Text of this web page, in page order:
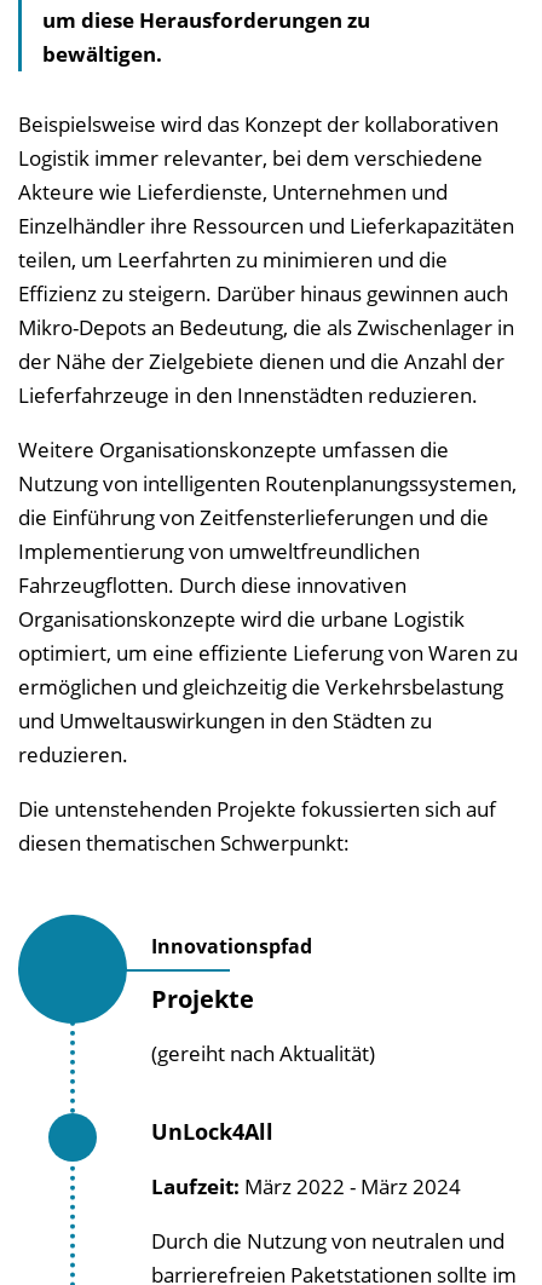
e
i
h
i
s
e
i
l
e
n
um diese Herausforderungen zu
bewältigen.
Beispielsweise wird das Konzept der kollaborativen
Logistik immer relevanter, bei dem verschiedene
Akteure wie Lieferdienste, Unternehmen und
Einzelhändler ihre Ressourcen und Lieferkapazitäten
teilen, um Leerfahrten zu minimieren und die
Effizienz zu steigern. Darüber hinaus gewinnen auch
Mikro-Depots an Bedeutung, die als Zwischenlager in
der Nähe der Zielgebiete dienen und die Anzahl der
Lieferfahrzeuge in den Innenstädten reduzieren.
Weitere Organisationskonzepte umfassen die
Nutzung von intelligenten Routenplanungssystemen,
die Einführung von Zeitfensterlieferungen und die
Implementierung von umweltfreundlichen
Fahrzeugflotten. Durch diese innovativen
Organisationskonzepte wird die urbane Logistik
optimiert, um eine effiziente Lieferung von Waren zu
ermöglichen und gleichzeitig die Verkehrsbelastung
und Umweltauswirkungen in den Städten zu
reduzieren.
Die untenstehenden Projekte fokussierten sich auf
diesen thematischen Schwerpunkt:
Innovationspfad
Projekte
(gereiht nach Aktualität)
UnLock4All
Laufzeit: März 2022 - März 2024
Durch die Nutzung von neutralen und
barrierefreien Paketstationen sollte im